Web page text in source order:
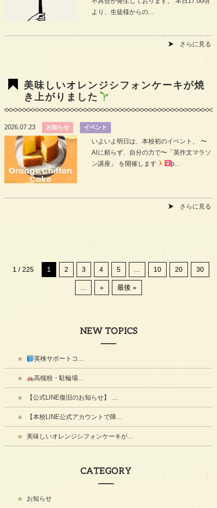
より、生徒様からの...
さらに見る
美味しいオレンジシフォンケーキが焼
き上がりました
2026.07.23 お知らせ イベント
いよいよ明日は、本校初のイベント、 〜
AIに頼らず、自分の力で〜「英作文マラソ
ン講座」 を開催します
þ...
さらに見る
1 / 225 1 2 3 4 5 ... 10 20 30
... » 最後 »
NEW TOPICS
英検サポートコ...
高槻校・駐輪場...
【公式LINE復旧のお知らせ】 ...
【本校LINE公式アカウントで障...
美味しいオレンジシフォンケーキが...
CATEGORY
お知らせ